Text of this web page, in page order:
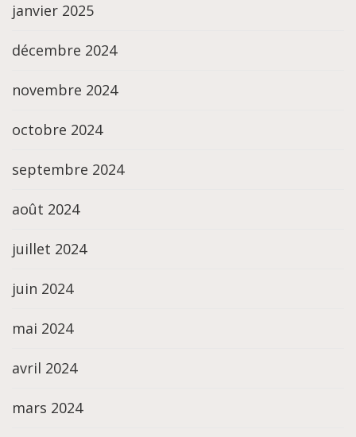
janvier 2025
décembre 2024
novembre 2024
octobre 2024
septembre 2024
août 2024
juillet 2024
juin 2024
mai 2024
avril 2024
mars 2024